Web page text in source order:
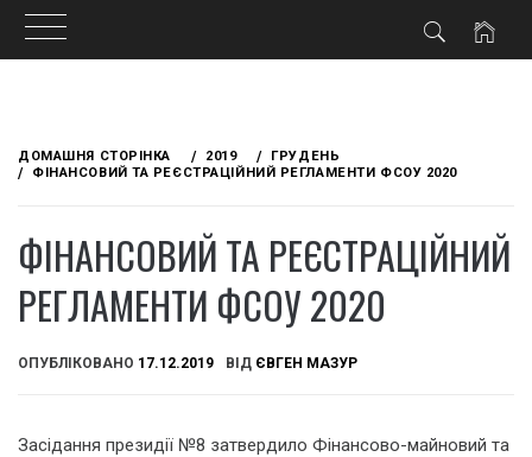
content
ДОМАШНЯ СТОРІНКА 2019
ГРУДЕНЬ
ФІНАНСОВИЙ ТА РЕЄСТРАЦІЙНИЙ РЕГЛАМЕНТИ ФСОУ 2020
ФІНАНСОВИЙ ТА РЕЄСТРАЦІЙНИЙ
РЕГЛАМЕНТИ ФСОУ 2020
ОПУБЛІКОВАНО 17.12.2019 ВІД ЄВГЕН МАЗУР
Засідання президії №8 затвердило Фінансово-майновий та